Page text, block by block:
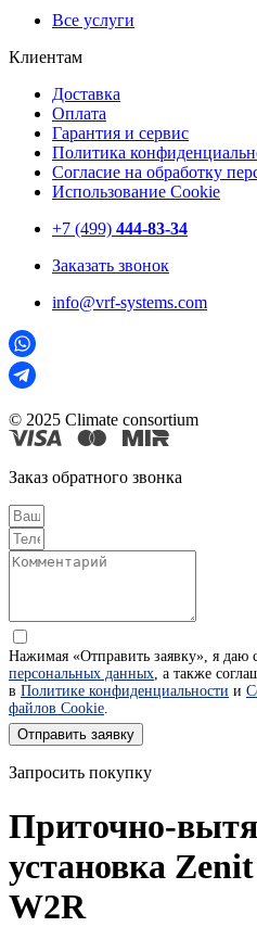
Все услуги
Клиентам
Доставка
Оплата
Гарантия и сервис
Политика
Согласие на обработку
Использование Cookie
+7 (499) 444-83-34
Заказать звонок
info@vrf-systems.com
© 2025 Climate consortium
Заказ обратного звонка
Нажимая «Отправить заявку», я даю
персональных данных, а также
в Политике конфиденциальности и
файлов Cookie.
Отправить заявку
Запросить покупку
Приточно-
установка
W2R